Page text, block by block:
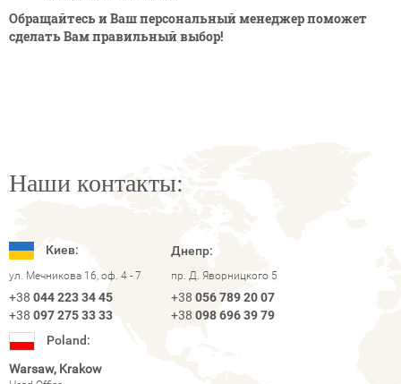
Обращайтесь и Ваш персональный менеджер поможет
сделать Вам правильный выбор!
Наши контакты:
Киев:
ул. Мечникова 16, оф. 4 - 7
+38 044 223 34 45
+38 097 275 33 33
Днепр:
пр. Д. Яворницкого 5
+38 056 789 20 07
+38 098 696 39 79
Poland:
Warsaw, Krakow